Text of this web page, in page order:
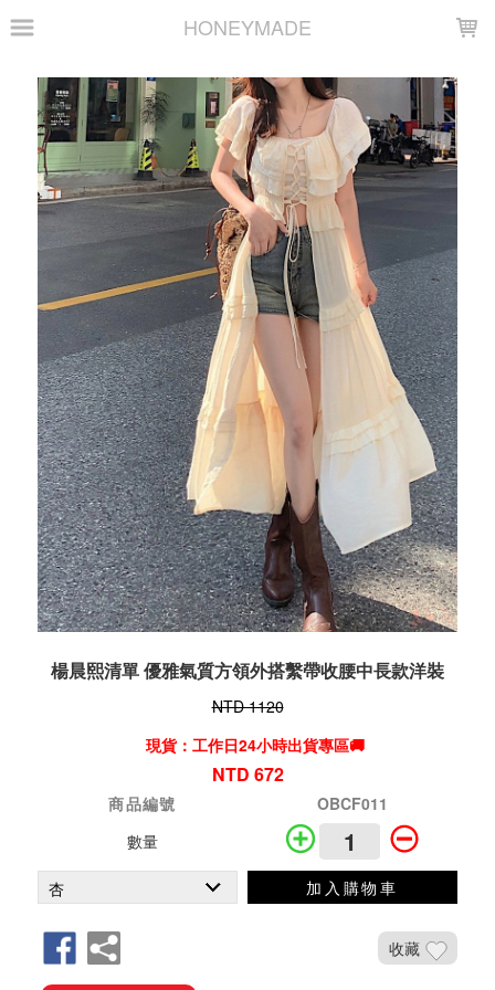
HONEYMADE
楊晨熙清單 優雅氣質方領外搭繫帶收腰中長款洋裝
NTD 1120
現貨：工作日24小時出貨專區🚚
NTD 672
商品編號
OBCF011
數量
加入購物車
收藏